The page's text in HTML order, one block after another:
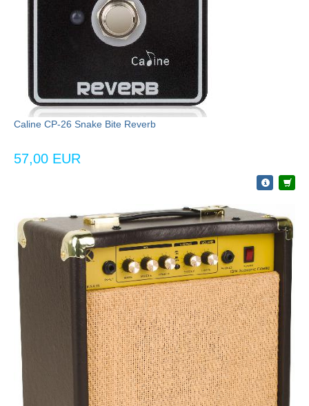
Caline CP-26 Snake Bite Reverb
57,00 EUR